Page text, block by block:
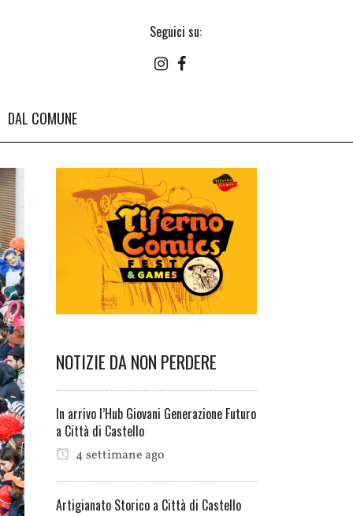
Seguici su:
DAL COMUNE
NOTIZIE DA NON PERDERE
In arrivo l’Hub Giovani Generazione Futuro
a Città di Castello
4 settimane ago
Artigianato Storico a Città di Castello